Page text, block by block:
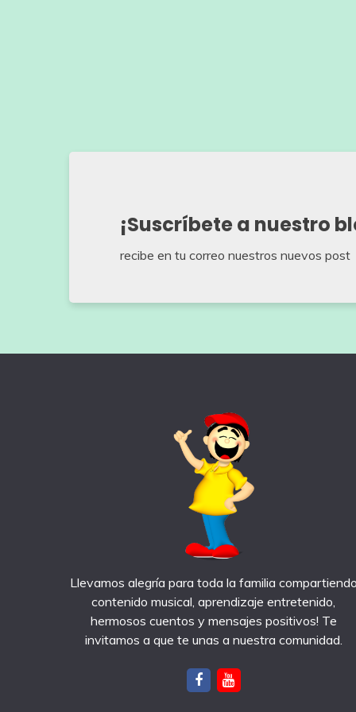
¡Suscríbete a nuestro
recibe en tu correo nuestros nuevos post
Llevamos alegría para toda la familia
contenido musical, aprendizaje entretenido,
hermosos cuentos y mensajes positivos! Te
invitamos a que te unas a nuestra comunidad.